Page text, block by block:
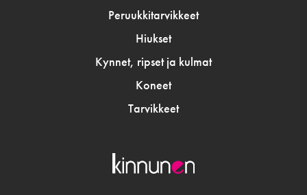
Peruukkitarvikkeet
Hiukset
Kynnet, ripset ja kulmat
Koneet
Tarvikkeet